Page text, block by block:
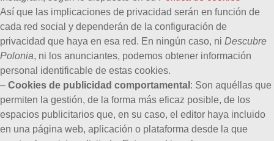
Así que las implicaciones de privacidad serán en función de
cada red social y dependerán de la configuración de
privacidad que haya en esa red. En ningún caso, ni Descubre
Polonia, ni los anunciantes, podemos obtener información
personal identificable de estas cookies.
– Cookies de publicidad comportamental : Son aquéllas que
permiten la gestión, de la forma más eficaz posible, de los
espacios publicitarios que, en su caso, el editor haya incluido
en una página web, aplicación o plataforma desde la que